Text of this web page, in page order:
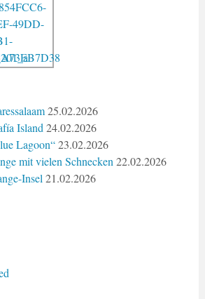
25.02.2026
Island 24.02.2026
Lagoon“ 23.02.2026
mit vielen Schnecken 22.02.2026
Insel 21.02.2026